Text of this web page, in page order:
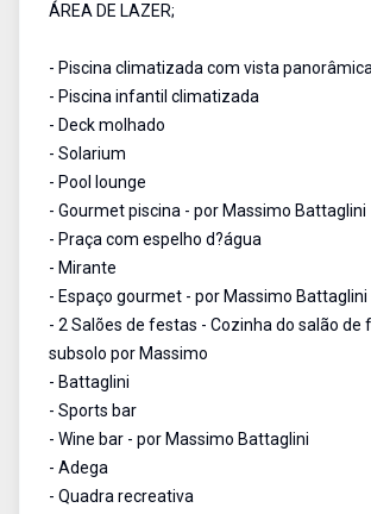
ÁREA DE LAZER;
- Piscina climatizada com vista panorâmica
- Piscina infantil climatizada
- Deck molhado
- Solarium
- Pool lounge
- Gourmet piscina - por Massimo Battaglini
- Praça com espelho d?água
- Mirante
- Espaço gourmet - por Massimo Battaglini
- 2 Salões de festas - Cozinha do salão de
subsolo por Massimo
- Battaglini
- Sports bar
- Wine bar - por Massimo Battaglini
- Adega
- Quadra recreativa